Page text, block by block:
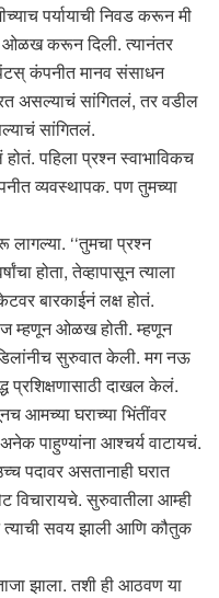
पर्यायाची निवड करून मी
ओळख करून दिली. त्यानंतर
कंपनीत मानव संसाधन
असल्याचं सांगितलं, तर वडील
सांगितलं.
पहिला प्रश्न स्वाभाविकच
व्यवस्थापक. पण तुमच्या
‘‘तुमचा प्रश्न
होता, तेव्हापासून त्याला
बारकाईनं लक्ष होतं.
म्हणून ओळख होती. म्हणून
सुरुवात केली. मग नऊ
प्रशिक्षणासाठी दाखल केलं.
आमच्या घराच्या भिंतींवर
पाहुण्यांना आश्चर्य वाटायचं.
पदावर असतानाही घरात
सुरुवातीला आम्ही
त्याची सवय झाली आणि कौतुक
ताजा झाला. तशी ही आठवण या